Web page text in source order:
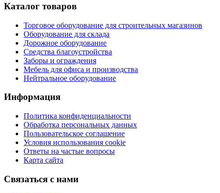
Каталог товаров
Торговое оборудование для строительных магазинов
Оборудование для склада
Дорожное оборудование
Средства благоустройства
Заборы и ограждения
Мебель для офиса и производства
Нейтральное оборудование
Информация
Политика конфиденциальности
Обработка персональных данных
Пользовательское соглашение
Условия использования cookie
Ответы на частые вопросы
Карта сайта
Связаться с нами